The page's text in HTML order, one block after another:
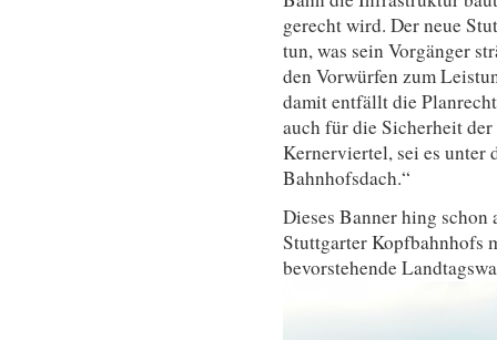
gerecht wird. Der neue
tun, was sein Vorgänger
den Vorwürfen zum
damit entfällt die
auch für die Sicherheit
Kernerviertel, sei es unter
Bahnhofsdach.“
Dieses Banner hing schon
Stuttgarter Kopfbahnhofs
bevorstehende